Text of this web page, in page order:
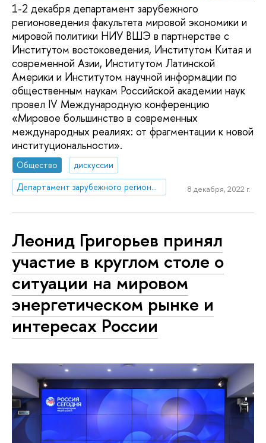
1-2 декабря департамент зарубежного
регионоведения факультета мировой экономики и
мировой политики НИУ ВШЭ в партнерстве с
Институтом востоковедения, Институтом Китая и
современной Азии, Институтом Латинской
Америки и Институтом научной информации по
общественным наукам Российской академии наук
провел IV Международную конференцию
«Мировое большинство в современных
международных реалиях: от фрагментации к новой
институциональности».
Общество
дискуссии
Департамент зарубежного регионоведения
8 декабря, 2022 г.
Леонид Григорьев принял
участие в круглом столе о
ситуации на мировом
энергетическом рынке и
интересах России